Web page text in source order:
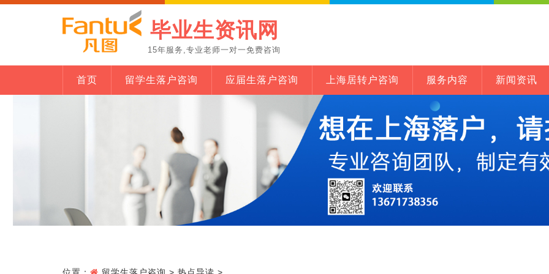
毕业生资讯网
15年服务,专业老师一对一免费咨询
首页 留学生落户咨询 应届生落户咨询 上海居转户咨询 服务内容 新闻资讯